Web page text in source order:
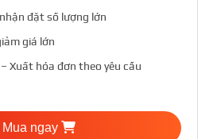
đặt số lượng lớn
giá lớn
Xuất hóa đơn theo yêu cầu
Mua ngay